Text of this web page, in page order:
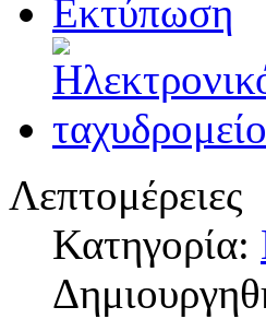
Λεπτομέρειες
Κατηγορία: